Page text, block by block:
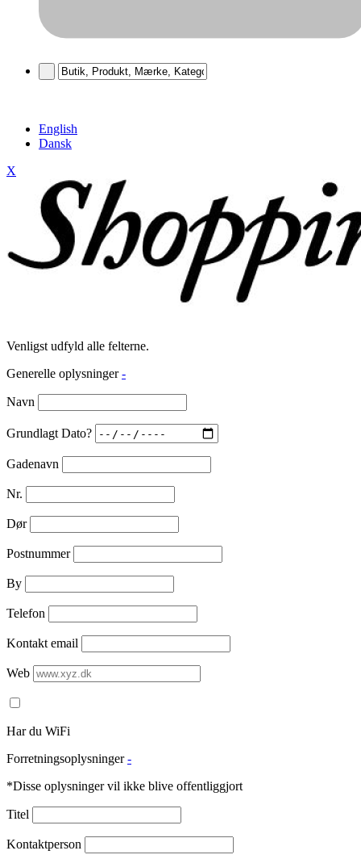
English
Dansk
X
Venligst udfyld alle felterne.
Generelle oplysninger -
Navn
Grundlagt Dato?
Gadenavn
Nr.
Dør
Postnummer
By
Telefon
Kontakt email
Web
Har du WiFi
Forretningsoplysninger -
*Disse oplysninger vil ikke blive offentliggjort
Titel
Kontaktperson